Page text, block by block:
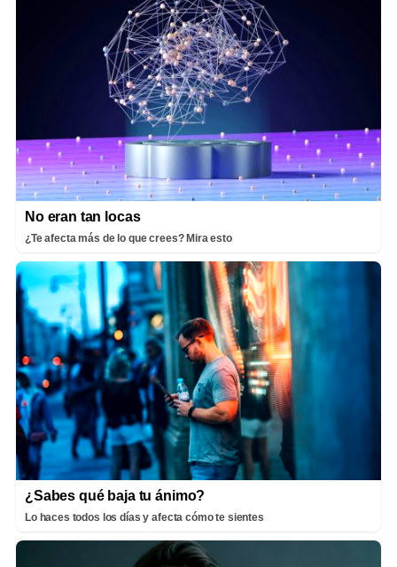
No eran tan locas
¿Te afecta más de lo que crees? Mira esto
¿Sabes qué baja tu ánimo?
Lo haces todos los días y afecta cómo te sientes